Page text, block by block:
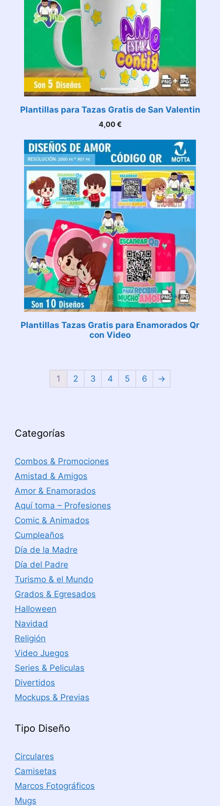
Plantillas para Tazas Gratis de San Valentin
4,00€
Plantillas Tazas Gratis para Enamorados Qr
con Video
1 2 3 4 5 6 →
Categorías
Combos & Promociones
Amistad & Amigos
Amor & Enamorados
Aquí toma – Profesiones
Comic & Animados
Cumpleaños
Día de la Madre
Día del Padre
Turismo & el Mundo
Grados & Egresados
Halloween
Navidad
Religión
Video Juegos
Series & Peliculas
Divertidos
Mockups & Previas
Tipo Diseño
Circulares
Camisetas
Marcos Fotográficos
Mugs